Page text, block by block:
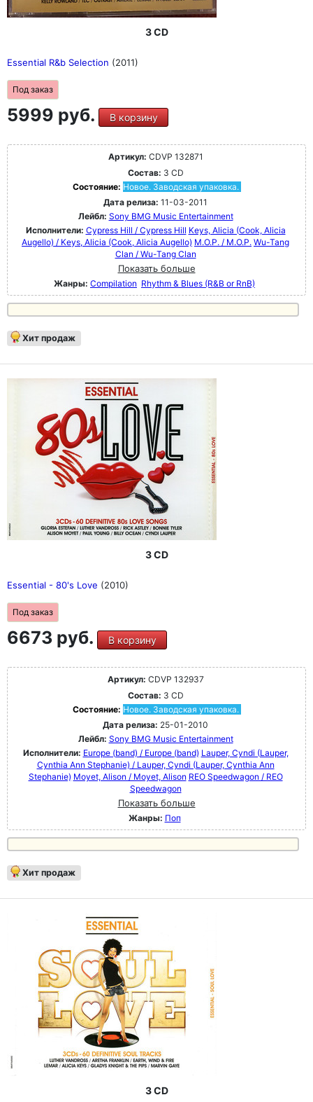
3 CD
Essential R&b Selection (2011)
Под заказ
5999 руб. В корзину
Артикул: CDVP 132871
Состав: 3 CD
Состояние: Новое. Заводская упаковка.
Дата релиза: 11-03-2011
Лейбл: Sony BMG Music Entertainment
Исполнители: Cypress Hill / Cypress Hill Keys, Alicia (Cook, Alicia
Augello) / Keys, Alicia (Cook, Alicia Augello) M.O.P. / M.O.P. Wu-Tang
Clan / Wu-Tang Clan
Показать больше
Жанры: Compilation Rhythm & Blues (R&B or RnB)
Хит продаж
3 CD
Essential - 80's Love (2010)
Под заказ
6673 руб. В корзину
Артикул: CDVP 132937
Состав: 3 CD
Состояние: Новое. Заводская упаковка.
Дата релиза: 25-01-2010
Лейбл: Sony BMG Music Entertainment
Исполнители: Europe (band) / Europe (band) Lauper, Cyndi (Lauper,
Cynthia Ann Stephanie) / Lauper, Cyndi (Lauper, Cynthia Ann
Stephanie) Moyet, Alison / Moyet, Alison REO Speedwagon / REO
Speedwagon
Показать больше
Жанры: Поп
Хит продаж
3 CD